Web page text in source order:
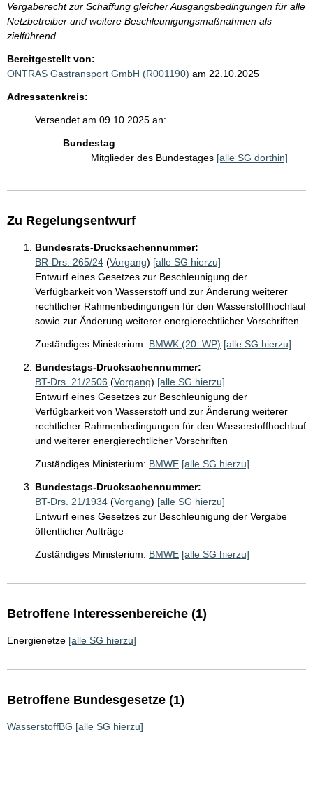
Vergaberecht zur Schaffung gleicher Ausgangsbedingungen für alle
Netzbetreiber und weitere Beschleunigungsmaßnahmen als
zielführend.
Bereitgestellt von:
ONTRAS Gastransport GmbH (R001190) am 22.10.2025
Adressatenkreis:
Versendet am 09.10.2025 an:
Bundestag
Mitglieder des Bundestages [alle SG dorthin]
Zu Regelungsentwurf
Bundesrats-Drucksachennummer:
BR-Drs. 265/24 (Vorgang) [alle SG hierzu]
Entwurf eines Gesetzes zur Beschleunigung der
Verfügbarkeit von Wasserstoff und zur Änderung weiterer
rechtlicher Rahmenbedingungen für den Wasserstoffhochlauf
sowie zur Änderung weiterer energierechtlicher Vorschriften
Zuständiges Ministerium: BMWK (20. WP) [alle SG hierzu]
Bundestags-Drucksachennummer:
BT-Drs. 21/2506 (Vorgang) [alle SG hierzu]
Entwurf eines Gesetzes zur Beschleunigung der
Verfügbarkeit von Wasserstoff und zur Änderung weiterer
rechtlicher Rahmenbedingungen für den Wasserstoffhochlauf
und weiterer energierechtlicher Vorschriften
Zuständiges Ministerium: BMWE [alle SG hierzu]
Bundestags-Drucksachennummer:
BT-Drs. 21/1934 (Vorgang) [alle SG hierzu]
Entwurf eines Gesetzes zur Beschleunigung der Vergabe
öffentlicher Aufträge
Zuständiges Ministerium: BMWE [alle SG hierzu]
Betroffene Interessenbereiche (1)
Energienetze [alle SG hierzu]
Betroffene Bundesgesetze (1)
WasserstoffBG [alle SG hierzu]